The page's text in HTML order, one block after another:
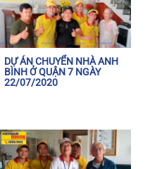
DỰ ÁN CHUYỂN NHÀ ANH
BÌNH Ở QUẬN 7 NGÀY
22/07/2020